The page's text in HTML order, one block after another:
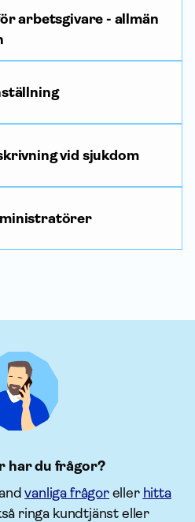
arbetsgivare - allmän
vid sjukdom
har du frågor?
vanliga frågoreller hitta
ringa kundtjänst eller